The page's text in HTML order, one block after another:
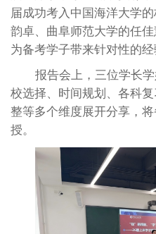
届成功考入中国海洋大学
韵卓、曲阜师范大学的任
为备考学子带来针对性的经
报告会上，三位学长
校选择、时间规划、各科
整等多个维度展开分享，
授。